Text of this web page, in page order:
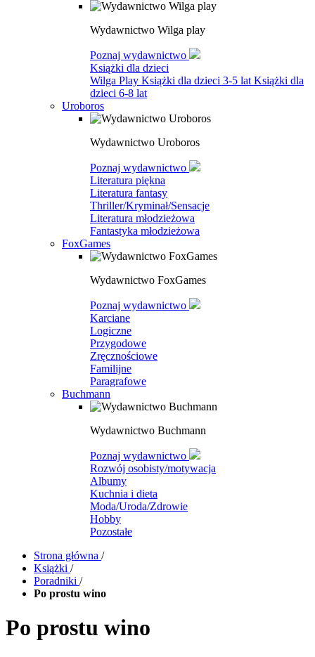
Wydawnictwo Wilga play
Poznaj wydawnictwo
Książki dla dzieci
Wilga Play Książki dla dzieci 3-5 lat Książki dla
dzieci 6-8 lat
Uroboros
Wydawnictwo Uroboros
Poznaj wydawnictwo
Literatura piękna
Literatura fantasy
Thriller/Kryminał/Sensacje
Literatura młodzieżowa
Fantastyka młodzieżowa
FoxGames
Wydawnictwo FoxGames
Poznaj wydawnictwo
Karciane
Logiczne
Przygodowe
Zręcznościowe
Familijne
Paragrafowe
Buchmann
Wydawnictwo Buchmann
Poznaj wydawnictwo
Rozwój osobisty/motywacja
Albumy
Kuchnia i dieta
Moda/Uroda/Zdrowie
Hobby
Pozostałe
Strona główna /
Książki /
Poradniki /
Po prostu wino
Po prostu wino